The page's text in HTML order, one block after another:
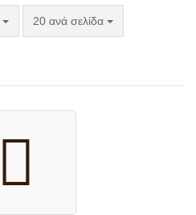
20 ανά σελίδα
ανά σελίδα